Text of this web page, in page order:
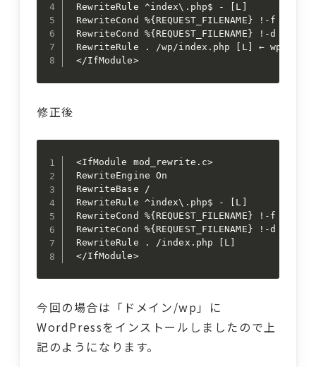
RewriteRule ^index\.php$ - [L]
RewriteCond %{REQUEST_FILENAME} !-f
RewriteCond %{REQUEST_FILENAME} !-d
RewriteRule . /wp/index.php [L] ← wp/ をト
</IfModule>
修正後
<IfModule mod_rewrite.c>
RewriteEngine On
RewriteBase /
RewriteRule ^index\.php$ - [L]
RewriteCond %{REQUEST_FILENAME} !-f
RewriteCond %{REQUEST_FILENAME} !-d
RewriteRule . /index.php [L]
</IfModule>
今回の場合は「ドメイン/wp」に
WordPressをインストールしましたので上
記のようになります。